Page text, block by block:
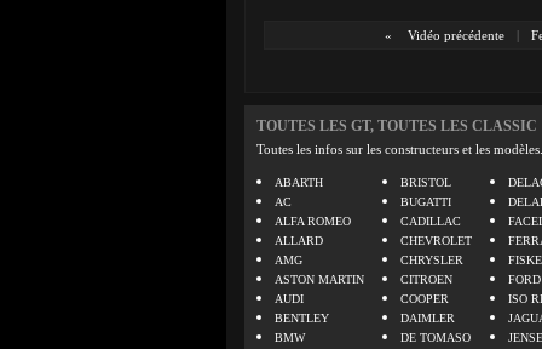
« Vidéo précédente |
TOUTES LES GT, TOUTES LES CLASSIC
Toutes les infos sur les constructeurs et les modèles.
ABARTH
AC
ALFA ROMEO
ALLARD
AMG
ASTON MARTIN
AUDI
BENTLEY
BMW
BRISTOL
BUGATTI
CADILLAC
CHEVROLET
CHRYSLER
CITROEN
COOPER
DAIMLER
DE TOMASO
FORD
ISO